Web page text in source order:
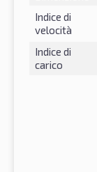
Indice di
velocità
Indice di
carico